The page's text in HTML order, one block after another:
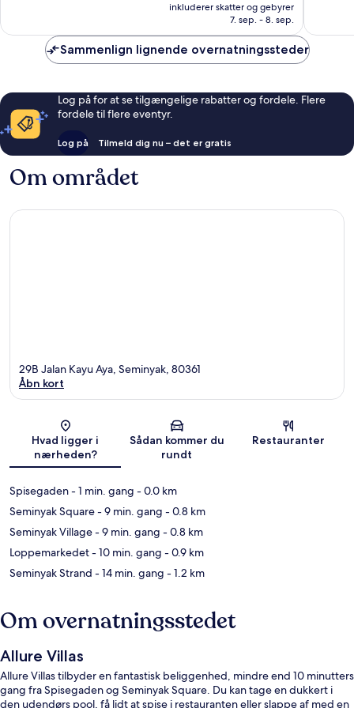
anmeldelser
318 kr.
inkluderer skatter og gebyrer
7. sep. - 8. sep.
Sammenlign lignende overnatningssteder
Log på for at se tilgængelige rabatter og fordele. Flere
fordele til flere eventyr.
Log på Tilmeld dig nu – det er gratis
Om området
Kort
29B Jalan Kayu Aya, Seminyak, 80361
Åbn kort
Hvad ligger i
nærheden?
Sådan kommer du
rundt
Restauranter
Spisegaden- 1 min. gang - 0.0 km
Seminyak Square- 9 min. gang - 0.8 km
Seminyak Village- 9 min. gang - 0.8 km
Loppemarkedet- 10 min. gang - 0.9 km
Seminyak Strand - 14 min. gang - 1.2 km
Om overnatningsstedet
Allure Villas
Allure Villas tilbyder en fantastisk beliggenhed, mindre end 10 minutters
gang fra Spisegaden og Seminyak Square. Du kan tage en dukkert i
den udendørs pool, få lidt at spise i restauranten eller slappe af med en